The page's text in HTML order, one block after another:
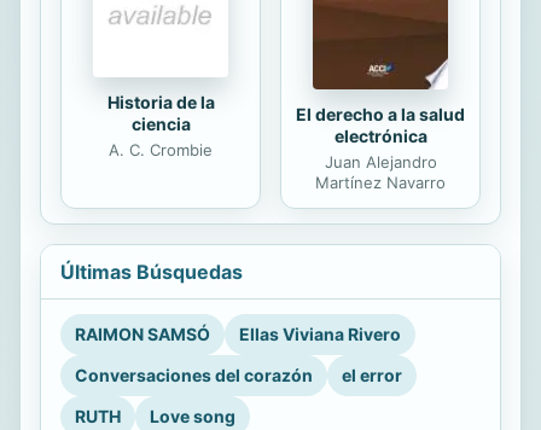
Historia de la
ciencia
A. C. Crombie
El derecho a la salud
electrónica
Juan Alejandro
Martínez Navarro
Últimas Búsquedas
RAIMON SAMSÓ
Ellas Viviana Rivero
Conversaciones del corazón
el error
RUTH
Love song